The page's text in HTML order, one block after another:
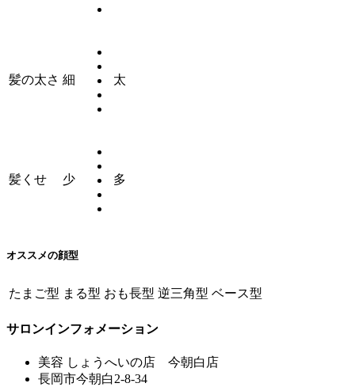
髪の太さ 細 太
髪くせ 少 多
オススメの顔型
たまご型 まる型 おも長型 逆三角型 ベース型
サロンインフォメーション
美容 しょうへいの店 今朝白店
長岡市今朝白2-8-34